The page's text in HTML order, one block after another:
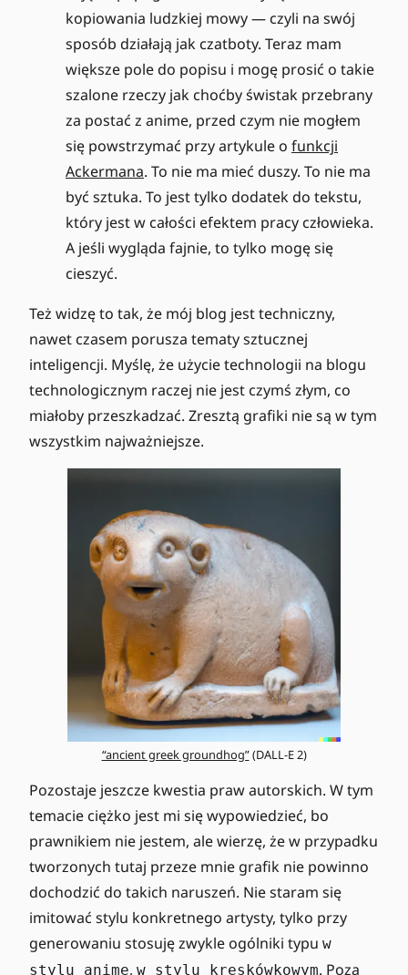
kopiowania ludzkiej mowy — czyli na swój
sposób działają jak czatboty. Teraz mam
większe pole do popisu i mogę prosić o takie
szalone rzeczy jak choćby świstak przebrany
za postać z anime, przed czym nie mogłem
się powstrzymać przy artykule o funkcji
Ackermana. To nie ma mieć duszy. To nie ma
być sztuka. To jest tylko dodatek do tekstu,
który jest w całości efektem pracy człowieka.
A jeśli wygląda fajnie, to tylko mogę się
cieszyć.
Też widzę to tak, że mój blog jest techniczny,
nawet czasem porusza tematy sztucznej
inteligencji. Myślę, że użycie technologii na blogu
technologicznym raczej nie jest czymś złym, co
miałoby przeszkadzać. Zresztą grafiki nie są w tym
wszystkim najważniejsze.
“ancient greek groundhog”(DALL-E 2)
Pozostaje jeszcze kwestia praw autorskich. W tym
temacie ciężko jest mi się wypowiedzieć, bo
prawnikiem nie jestem, ale wierzę, że w przypadku
tworzonych tutaj przeze mnie grafik nie powinno
dochodzić do takich naruszeń. Nie staram się
imitować stylu konkretnego artysty, tylko przy
generowaniu stosuję zwykle ogólniki typu w
stylu anime, w stylu kreskówkowym. Poza